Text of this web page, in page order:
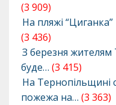
(3 909)
На пляжі
(3 436)
З березня
буде… (3 415)
На Тернопільщині
пожежа на… (3 363)